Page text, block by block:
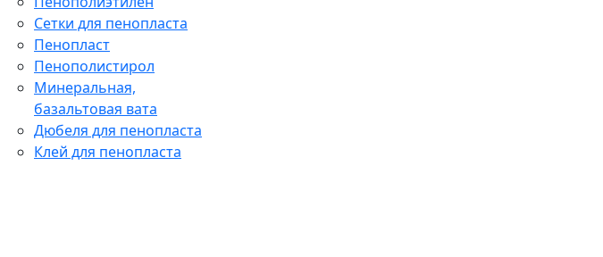
Сетки для пенопласта
Пенопласт
Пенополистирол
Минеральная,
базальтовая вата
Дюбеля для пенопласта
Клей для пенопласта